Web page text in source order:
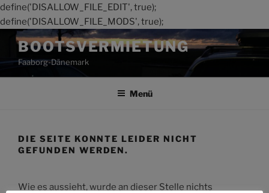
define('DISALLOW_FILE_EDIT', true);
define('DISALLOW_FILE_MODS', true);
Zum
Inhalt
springen
BOOTSVERMIETUNG
Faaborg-Dänemark
Menü
DIE SEITE KONNTE LEIDER NICHT
GEFUNDEN WERDEN.
Wie es aussieht, wurde an dieser Stelle nichts